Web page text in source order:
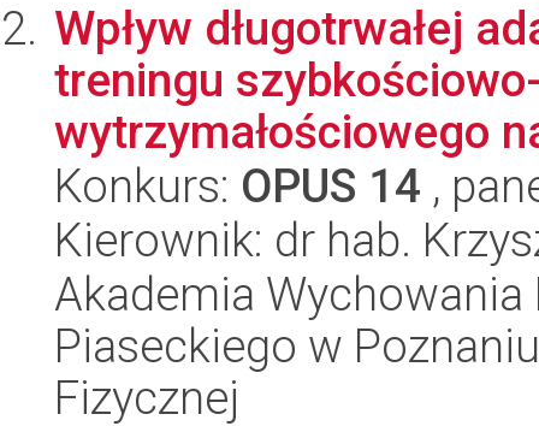
Wpływ długotrwałej
treningu
wytrzymałościowego
Konkurs: OPUS 14 ,
Kierownik: dr hab.
Akademia
Piaseckiego w
Fizycznej